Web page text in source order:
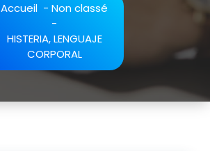
Accueil - Non classé
-
HISTERIA, LENGUAJE
CORPORAL